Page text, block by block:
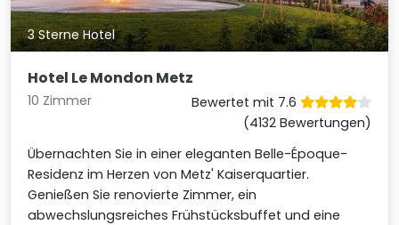
3 Sterne Hotel
Hotel Le Mondon Metz
10 Zimmer
Bewertet mit 7.6
(4132 Bewertungen)
Übernachten Sie in einer eleganten Belle-Époque-
Residenz im Herzen von Metz' Kaiserquartier.
Genießen Sie renovierte Zimmer, ein
abwechslungsreiches Frühstücksbuffet und eine